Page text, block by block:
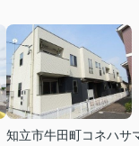
知立市牛田町コネハサ